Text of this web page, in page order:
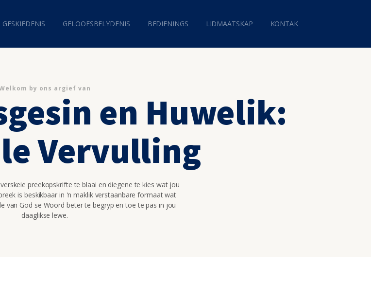
GESKIEDENIS GELOOFSBELYDENIS BEDIENINGS LIDMAATSKAP KONTAK
by ons argief van
en Huwelik:
Vervulling
preekopskrifte te blaai en diegene te kies wat jou
is beskikbaar in 'n maklik verstaanbare formaat wat
van God se Woord beter te begryp en toe te pas in jou
daaglikse lewe.